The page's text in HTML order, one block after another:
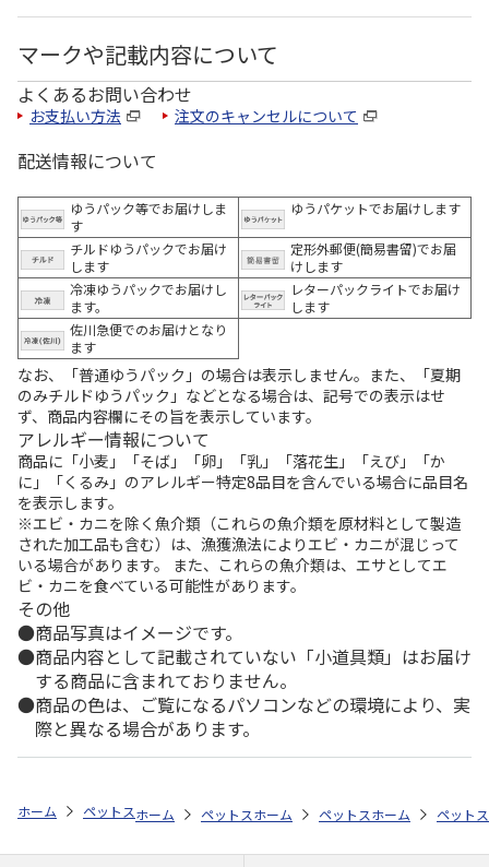
マークや記載内容について
よくあるお問い合わせ
お支払い方法 注文のキャンセルについて
配送情報について
ゆうパック等でお届けしま
す
ゆうパケットでお届けします
チルドゆうパックでお届け
します
定形外郵便(簡易書留)でお届
けします
冷凍ゆうパックでお届けし
ます。
レターパックライトでお届け
します
佐川急便でのお届けとなり
ます
なお、「普通ゆうパック」の場合は表示しません。また、「夏期
のみチルドゆうパック」などとなる場合は、記号での表示はせ
ず、商品内容欄にその旨を表示しています。
アレルギー情報について
商品に「小麦」「そば」「卵」「乳」「落花生」「えび」「か
に」「くるみ」のアレルギー特定8品目を含んでいる場合に品目名
を表示します。
※エビ・カニを除く魚介類（これらの魚介類を原材料として製造
された加工品も含む）は、漁獲漁法によりエビ・カニが混じって
いる場合があります。 また、これらの魚介類は、エサとしてエ
ビ・カニを食べている可能性があります。
その他
商品写真はイメージです。
商品内容として記載されていない「小道具類」はお届け
する商品に含まれておりません。
商品の色は、ご覧になるパソコンなどの環境により、実
際と異なる場合があります。
ホーム ペットストア ケージ・飼育その他用品 ベッド・マット・ス
ホーム ペットストア ケージ・飼育その他用品
ホーム ペットストア ケージ・
ホーム ペット